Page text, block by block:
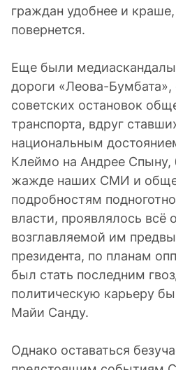
граждан удобнее и
повернется.
Еще были медиаскандалы
дороги «Леова-Бумбата»,
советских остановок
транспорта, вдруг
национальным
Клеймо на Андрее Спыну,
жажде наших СМИ и
подробностям
власти, проявлялось всё
возглавляемой им
президента, по планам
был стать последним
политическую карьеру
Майи Санду.
Однако оставаться